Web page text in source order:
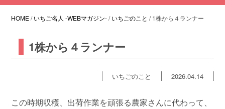
HOME/いちご名人 -WEBマガジン-/いちごのこと /1株から４ランナー
1株から４ランナー
いちごのこと 2026.04.14
この時期収穫、出荷作業を頑張る農家さんに代わって、